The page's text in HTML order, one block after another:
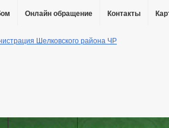
Онлайн обращение Контакты